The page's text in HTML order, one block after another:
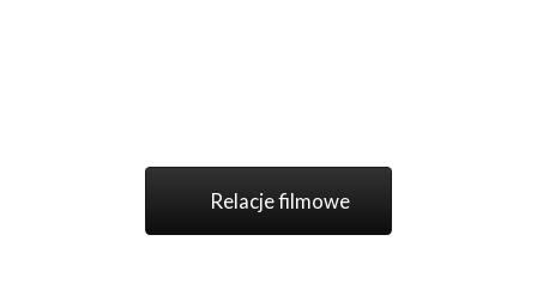
Relacje filmowe